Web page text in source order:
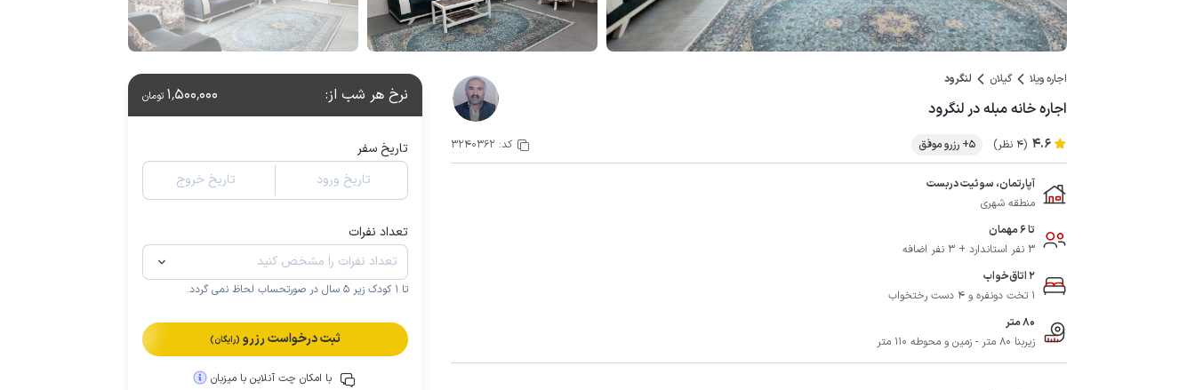
اجاره ویلا گیلان لنگرود
اجاره خانه مبله در لنگرود
4.6 (4 نظر) 5+ رزرو موفق کد: 3240362
آپارتمان، سوئیت دربست
منطقه شهری
تا 6 مهمان
3 نفر استاندارد + 3 نفر اضافه
2 اتاق‌خواب
1 تخت دونفره و 4 دست رختخواب
80 متر
زیربنا 80 متر - زمین و محوطه 110 متر
نرخ هر شب از: 1٬500٬000 تومان
تاریخ سفر
تاریخ ورود
تاریخ خروج
تعداد نفرات
تا 1 کودک زیر 5 سال در صورتحساب لحاظ نمی گردد.
ثبت درخواست رزرو (رایگان)
با امکان چت آنلاین با میزبان